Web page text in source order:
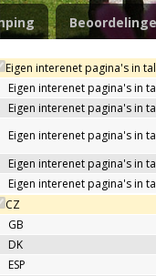
Eigen interenet pagina's in
Eigen interenet pagina's in
Eigen interenet pagina's in
Eigen interenet pagina's in
Eigen interenet pagina's in
Eigen interenet pagina's in
CZ
GB
DK
ESP